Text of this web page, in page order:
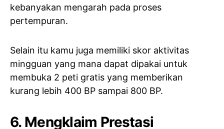
kebanyakan mengarah pada proses
pertempuran.
Selain itu kamu juga memiliki skor aktivitas
mingguan yang mana dapat dipakai untuk
membuka 2 peti gratis yang memberikan
kurang lebih 400 BP sampai 800 BP.
6. Mengklaim Prestasi